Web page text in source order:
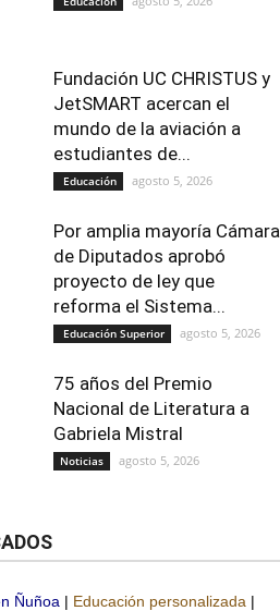
Fundación UC CHRISTUS y
JetSMART acercan el
mundo de la aviación a
estudiantes de...
Educación agosto 5, 2026
Por amplia mayoría Cámara
de Diputados aprobó
proyecto de ley que
reforma el Sistema...
Educación Superior agosto 5, 2026
75 años del Premio
Nacional de Literatura a
Gabriela Mistral
Noticias agosto 5, 2026
Ñuñoa | Educación personalizada |